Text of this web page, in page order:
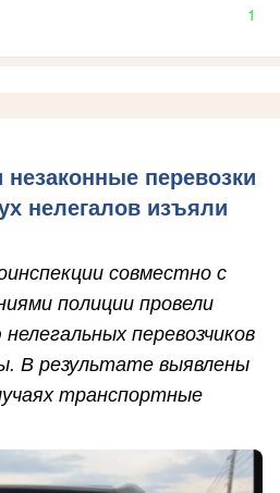
1
перевозки
нелегалов изъяли
совместно с
полиции провели
перевозчиков
В результате выявлены
транспортные